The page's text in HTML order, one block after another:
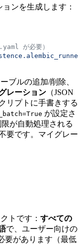
ンを生成します：
が必要）
ブルの追加/削除、
レーション （JSON
リプトに手書きする
が設定さ
が自動処理される
要です。マイグレー
トです： すべての
で、ユーザー向けの
要があります（最低